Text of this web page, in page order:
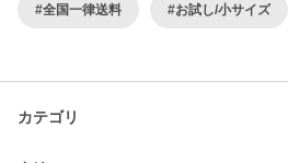
#全国一律送料 #お試し/小サイズ
カテゴリ